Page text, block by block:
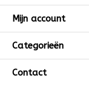
Mijn account
Categorieën
Contact